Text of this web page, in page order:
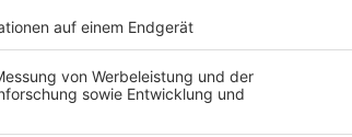
Märkte & Messen Narretei